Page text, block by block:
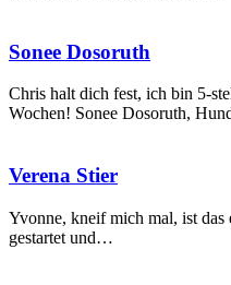
Sonee
Sonee Dosoruth
Chris halt dich fest, ich bin 5-
Wochen! Sonee Dosoruth,
Verena
Verena Stier
Yvonne, kneif mich mal, ist
gestartet und…